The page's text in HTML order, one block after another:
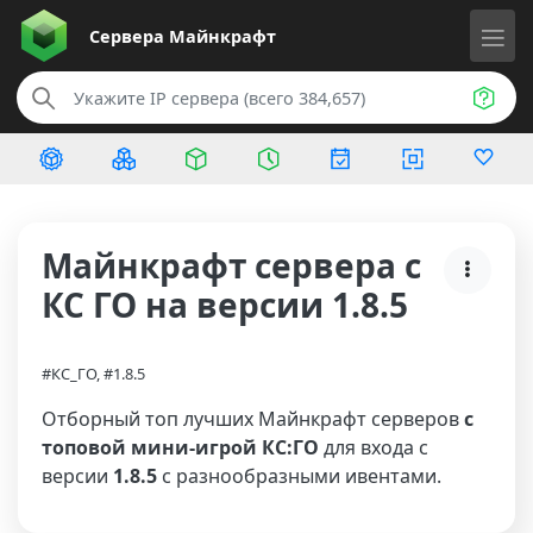
Сервера Майнкрафт
Майнкрафт сервера с
КС ГО на версии 1.8.5
#КС_ГО, #1.8.5
Отборный топ лучших Майнкрафт серверовс
топовой мини-игрой КС:ГО для входа с
версии 1.8.5 с разнообразными ивентами.